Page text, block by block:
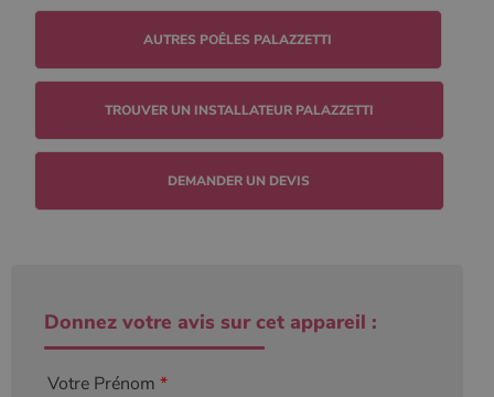
TROUVER UN INSTALLATEUR PALAZZETTI
DEMANDER UN DEVIS
Donnez votre avis sur cet appareil :
Votre Prénom *
l'état de la